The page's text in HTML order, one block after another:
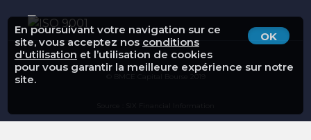
OK
En poursuivant votre navigation sur ce
site, vous acceptez nos conditions
d'utilisation et l’utilisation de cookies
pour vous garantir la meilleure expérience sur notre
site.